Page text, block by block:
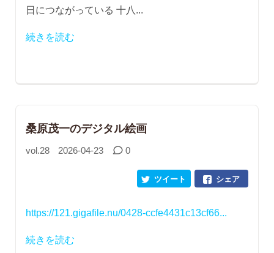
日につながっている 十八...
続きを読む
桑原茂一のデジタル絵画
vol.28 2026-04-23 0
シェア
ツイート
https://121.gigafile.nu/0428-ccfe4431c13cf66...
続きを読む